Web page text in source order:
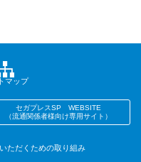
マップ
セガプレスSP WEBSITE
（流通関係者様向け専用サイト）
ただくための取り組み